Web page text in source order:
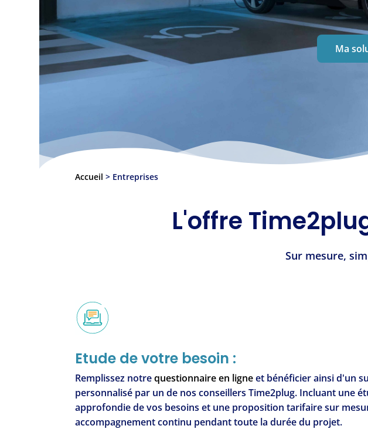
Ma
Accueil > Entreprises
L'offre
Sur mesure,
Etude de votre besoin :
Remplissez notrequestionnaire en ligneet bénéficier ainsi d'un
personnalisé par un de nos conseillers Time2plug. Incluant une
approfondie de vos besoins et une proposition tarifaire sur
accompagnement continu pendant toute la durée du projet.